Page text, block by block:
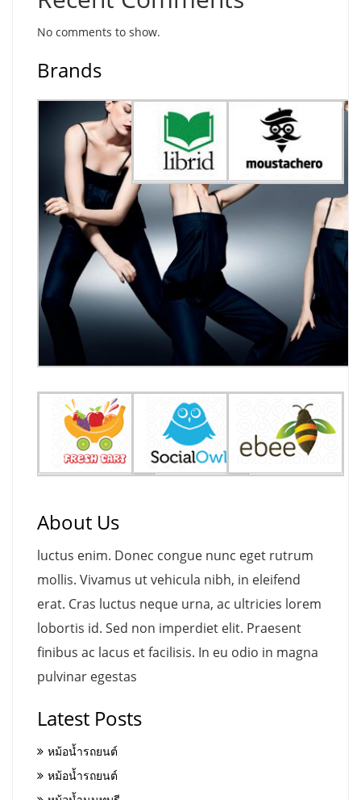
No comments to show.
Brands
About Us
luctus enim. Donec congue nunc eget rutrum
mollis. Vivamus ut vehicula nibh, in eleifend
erat. Cras luctus neque urna, ac ultricies lorem
lobortis id. Sed non imperdiet elit. Praesent
finibus ac lacus et facilisis. In eu odio in magna
pulvinar egestas
Latest Posts
หม้อน้ำรถยนต์
หม้อน้ำรถยนต์